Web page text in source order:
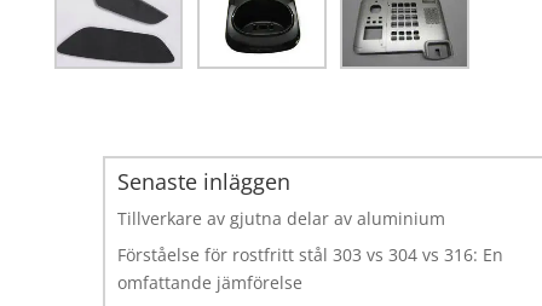
Senaste inläggen
Tillverkare av gjutna delar av aluminium
Förståelse för rostfritt stål 303 vs 304 vs 316: En
omfattande jämförelse